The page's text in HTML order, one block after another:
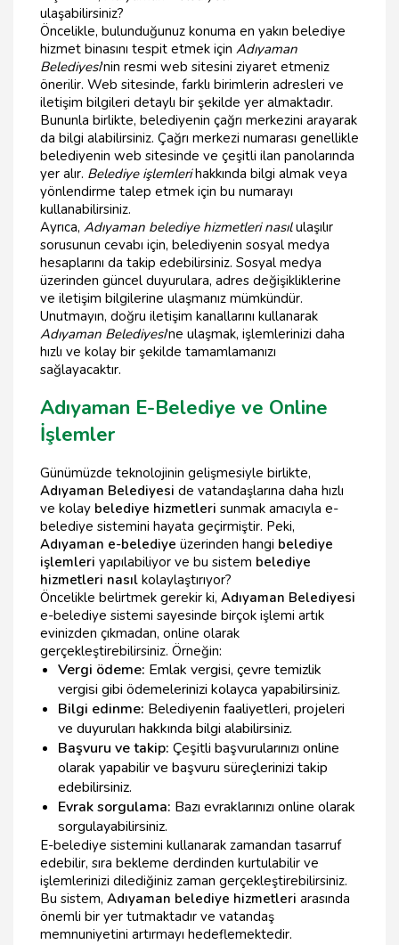
ulaşabilirsiniz?
Öncelikle, bulunduğunuz konuma en yakın belediye
hizmet binasını tespit etmek için Adıyaman
Belediyesi'nin resmi web sitesini ziyaret etmeniz
önerilir. Web sitesinde, farklı birimlerin adresleri ve
iletişim bilgileri detaylı bir şekilde yer almaktadır.
Bununla birlikte, belediyenin çağrı merkezini arayarak
da bilgi alabilirsiniz. Çağrı merkezi numarası genellikle
belediyenin web sitesinde ve çeşitli ilan panolarında
yer alır. Belediye işlemlerihakkında bilgi almak veya
yönlendirme talep etmek için bu numarayı
kullanabilirsiniz.
Ayrıca, Adıyaman belediye hizmetleri nasılulaşılır
sorusunun cevabı için, belediyenin sosyal medya
hesaplarını da takip edebilirsiniz. Sosyal medya
üzerinden güncel duyurulara, adres değişikliklerine
ve iletişim bilgilerine ulaşmanız mümkündür.
Unutmayın, doğru iletişim kanallarını kullanarak
Adıyaman Belediyesi'ne ulaşmak, işlemlerinizi daha
hızlı ve kolay bir şekilde tamamlamanızı
sağlayacaktır.
Adıyaman E-Belediye ve Online
İşlemler
Günümüzde teknolojinin gelişmesiyle birlikte,
Adıyaman Belediyesi de vatandaşlarına daha hızlı
ve kolay belediye hizmetleri sunmak amacıyla e-
belediye sistemini hayata geçirmiştir. Peki,
Adıyaman e-belediye üzerinden hangi belediye
işlemleri yapılabiliyor ve bu sistem belediye
hizmetleri nasıl kolaylaştırıyor?
Öncelikle belirtmek gerekir ki, Adıyaman Belediyesi
e-belediye sistemi sayesinde birçok işlemi artık
evinizden çıkmadan, online olarak
gerçekleştirebilirsiniz. Örneğin:
Vergi ödeme: Emlak vergisi, çevre temizlik
vergisi gibi ödemelerinizi kolayca yapabilirsiniz.
Bilgi edinme: Belediyenin faaliyetleri, projeleri
ve duyuruları hakkında bilgi alabilirsiniz.
Başvuru ve takip: Çeşitli başvurularınızı online
olarak yapabilir ve başvuru süreçlerinizi takip
edebilirsiniz.
Evrak sorgulama: Bazı evraklarınızı online olarak
sorgulayabilirsiniz.
E-belediye sistemini kullanarak zamandan tasarruf
edebilir, sıra bekleme derdinden kurtulabilir ve
işlemlerinizi dilediğiniz zaman gerçekleştirebilirsiniz.
Bu sistem, Adıyaman belediye hizmetleri arasında
önemli bir yer tutmaktadır ve vatandaş
memnuniyetini artırmayı hedeflemektedir.